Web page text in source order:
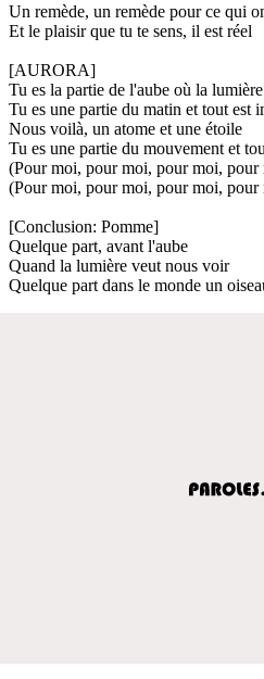
Un remède, un remède pour ce qui
Et le plaisir que tu te sens, il est réel
[AURORA]
Tu es la partie de l'aube où la
Tu es une partie du matin et tout est
Nous voilà, un atome et une étoile
Tu es une partie du mouvement et
(Pour moi, pour moi, pour moi, pour
(Pour moi, pour moi, pour moi,
[Conclusion: Pomme]
Quelque part, avant l'aube
Quand la lumière veut nous voir
Quelque part dans le monde un